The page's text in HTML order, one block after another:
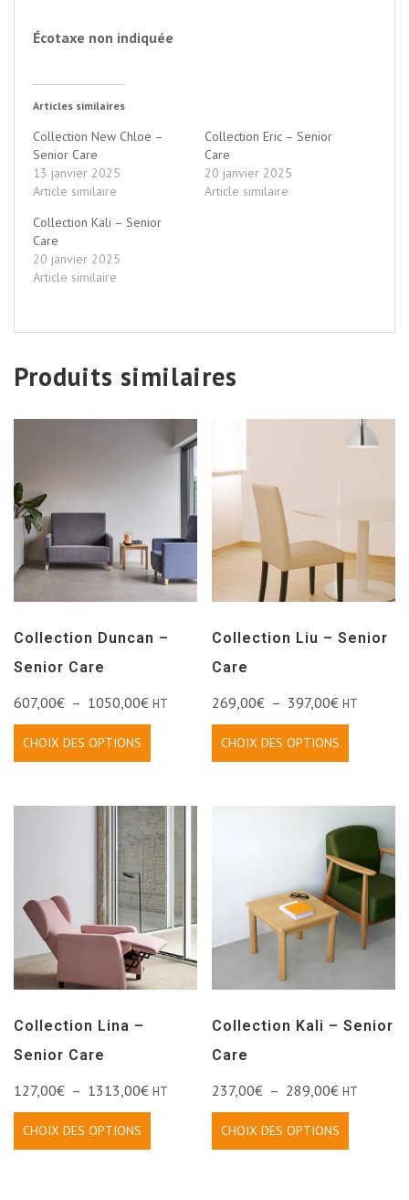
Écotaxe non indiquée
Articles similaires
Collection New Chloe –
Senior Care
13 janvier 2025
Article similaire
Collection Eric – Senior
Care
20 janvier 2025
Article similaire
Collection Kali – Senior
Care
20 janvier 2025
Article similaire
Produits similaires
Collection Duncan –
Senior Care
607,00€ – 1050,00€ HT
CHOIX DES OPTIONS
Collection Liu – Senior
Care
269,00€ – 397,00€ HT
CHOIX DES OPTIONS
Collection Lina –
Senior Care
127,00€ – 1313,00€ HT
CHOIX DES OPTIONS
Collection Kali – Senior
Care
237,00€ – 289,00€ HT
CHOIX DES OPTIONS